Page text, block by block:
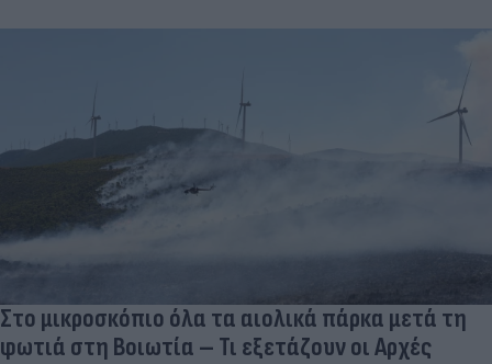
Στο μικροσκόπιο όλα τα αιολικά πάρκα μετά τη
φωτιά στη Βοιωτία – Τι εξετάζουν οι Αρχές